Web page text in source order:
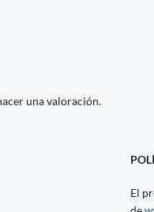
una valoración.
El